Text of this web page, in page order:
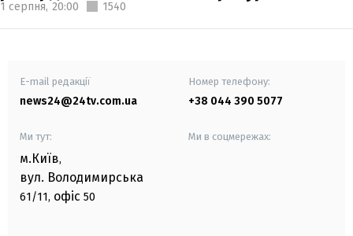
1 серпня, 20:00 1540
E-mail редакції
news24@24tv.com.ua
Номер телефону:
+38 044 390 5077
Ми тут:
м.Київ,
вул. Володимирська
61/11, офіс 50
Ми в соцмережах: